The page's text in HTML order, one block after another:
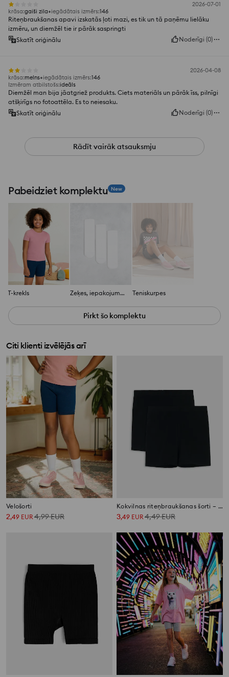
2026-07-01
krāsa:gaiši zila iegādātais izmērs:146
Riteņbraukšanas apavi izskatās ļoti mazi, es tik un tā paņēmu lielāku
izmēru, un diemžēl tie ir pārāk saspringti
Skatīt oriģinālu
Noderīgi (0)
2026-04-08
krāsa:melns iegādātais izmērs:146
Izmēram atbilstošs:ideāls
Diemžēl man bija jāatgriež produkts. Ciets materiāls un pārāk īss, pilnīgi
atšķirīgs no fotoattēla. Es to neiesaku.
Skatīt oriģinālu
Noderīgi (0)
Rādīt vairāk atsauksmju
Pabeidziet komplektu New
T-krekls Zeķes, iepakojumā 3 pāri Teniskurpes
Pirkt šo komplektu
Citi klienti izvēlējās arī
Velošorti
2,49 EUR4,99EUR
Kokvilnas riteņbraukšanas šorti – 2 gab
3,49 EUR4,49EUR